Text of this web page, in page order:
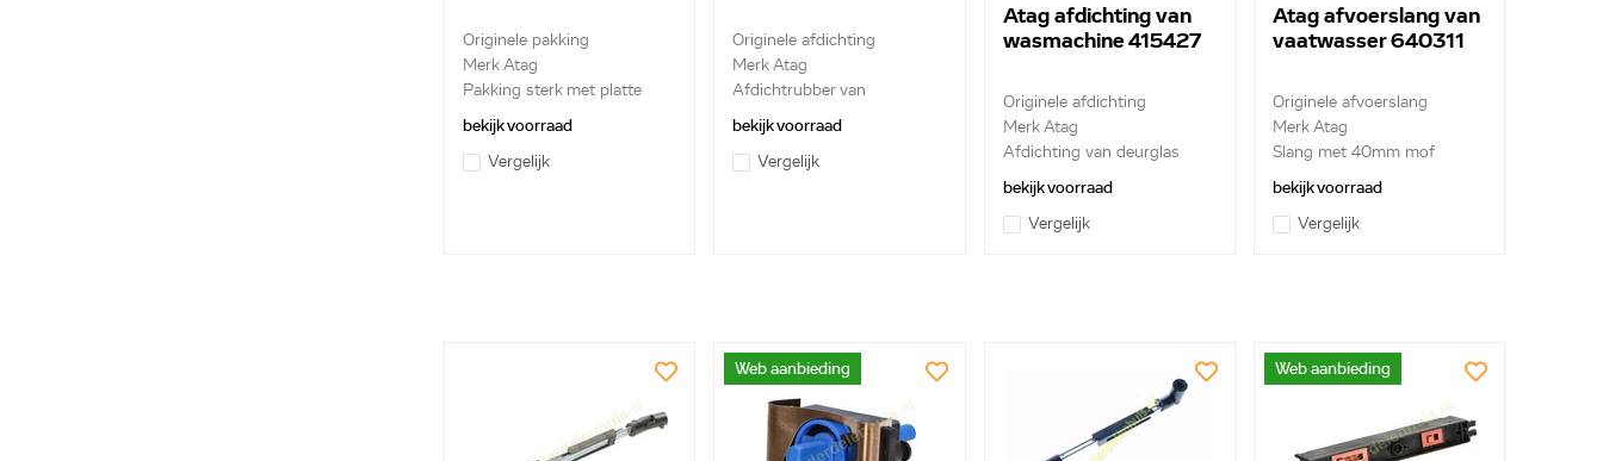
Originele pakking
Merk Atag
Pakking sterk met platte
kant ...
bekijk voorraad
Vergelijk
Originele afdichting
Merk Atag
Afdichtrubber van
branderri...
bekijk voorraad
Vergelijk
Atag afdichting van
wasmachine 415427
Originele afdichting
Merk Atag
Afdichting van deurglas
bekijk voorraad
Vergelijk
Atag afvoerslang van
vaatwasser 640311
Originele afvoerslang
Merk Atag
Slang met 40mm mof
bekijk voorraad
Vergelijk
Web aanbieding Web aanbieding